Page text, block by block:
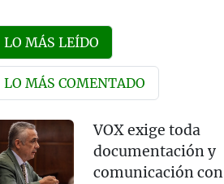
LO MÁS LEÍDO
LO MÁS COMENTADO
VOX exige toda
documentación y
comunicación con